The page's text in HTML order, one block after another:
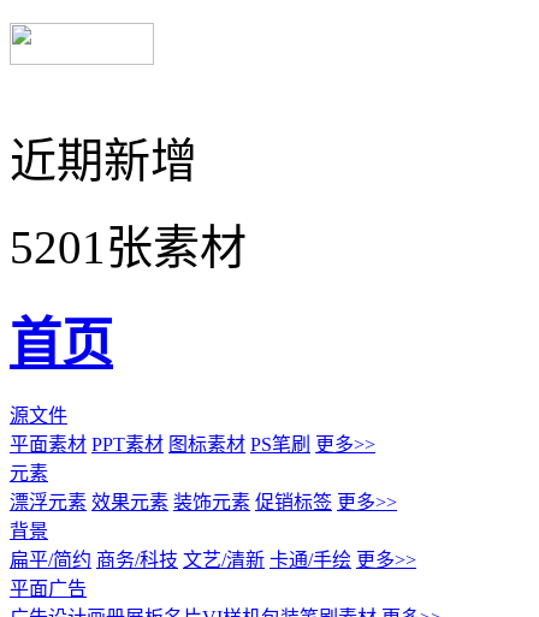
近期新增
5201张素材
首页
源文件
平面素材 PPT素材 图标素材 PS笔刷 更多>>
元素
漂浮元素 效果元素 装饰元素 促销标签 更多>>
背景
扁平/简约 商务/科技 文艺/清新 卡通/手绘 更多>>
平面广告